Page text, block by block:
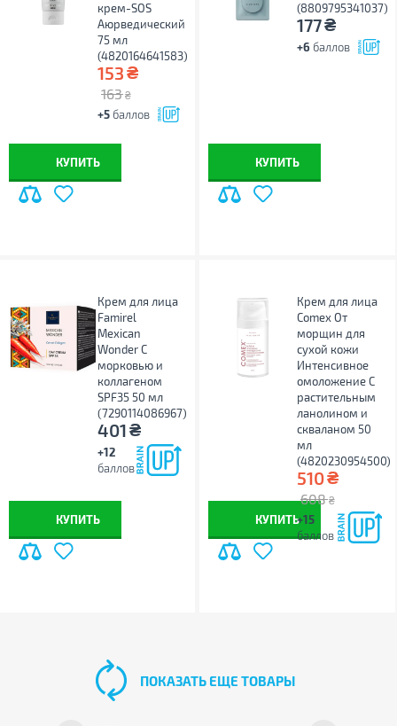
крем-SOS
Аюрведический
75 мл
(4820164641583)
153₴
163 ₴
+5 баллов
КУПИТЬ
(8809795341037)
177₴
+6 баллов
КУПИТЬ
Крем для лица
Famirel
Mexican
Wonder С
морковью и
коллагеном
SPF35 50 мл
(7290114086967)
401₴
+12
баллов
КУПИТЬ
Крем для лица
Comex От
морщин для
сухой кожи
Интенсивное
омоложение С
растительным
ланолином и
скваланом 50
мл
(4820230954500)
510₴
608 ₴
+15
баллов
КУПИТЬ
ПОКАЗАТЬ ЕЩЕ ТОВАРЫ